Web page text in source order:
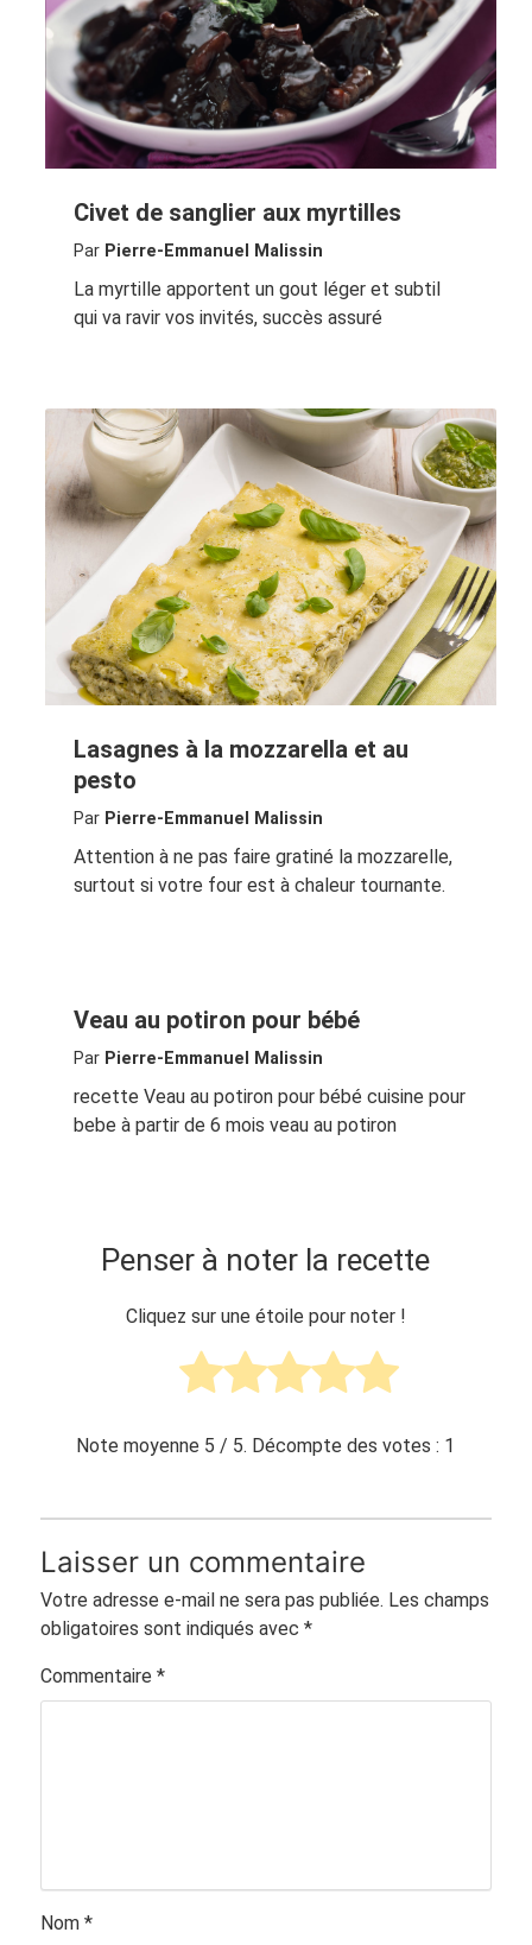
Civet de sanglier aux myrtilles
Par Pierre-Emmanuel Malissin
La myrtille apportent un gout léger et subtil
qui va ravir vos invités, succès assuré
Lasagnes à la mozzarella et au
pesto
Par Pierre-Emmanuel Malissin
Attention à ne pas faire gratiné la mozzarelle,
surtout si votre four est à chaleur tournante.
Veau au potiron pour bébé
Par Pierre-Emmanuel Malissin
recette Veau au potiron pour bébé cuisine pour
bebe à partir de 6 mois veau au potiron
Penser à noter la recette
Cliquez sur une étoile pour noter !
Note moyenne 5 / 5. Décompte des votes : 1
Laisser un commentaire
Votre adresse e-mail ne sera pas publiée. Les champs
obligatoires sont indiqués avec *
Commentaire *
Nom *